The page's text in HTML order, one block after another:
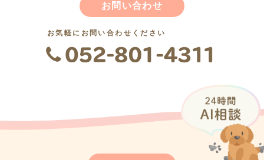
お問い合わせ
お気軽にお問い合わせください